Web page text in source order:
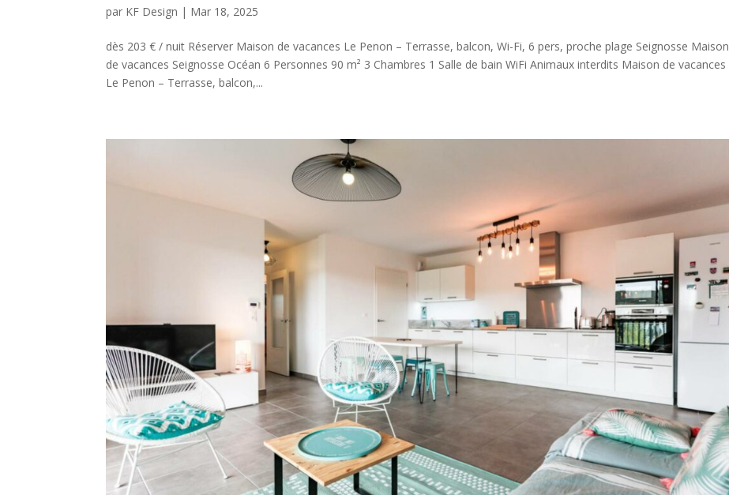
par KF Design | Mar 18, 2025
dès 203 € / nuit Réserver Maison de vacances Le Penon – Terrasse, balcon, Wi-Fi, 6 pers, proche plage Seignosse Maison
de vacances Seignosse Océan 6 Personnes 90 m² 3 Chambres 1 Salle de bain WiFi Animaux interdits Maison de vacances
Le Penon – Terrasse, balcon,...